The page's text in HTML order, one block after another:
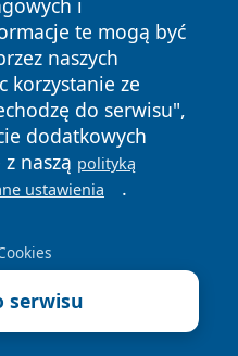
i
te mogą być
naszych
korzystanie ze
do serwisu",
dodatkowych
naszą polityką
ustawienia .
serwisu
Wszystkie prawa
Polityka
Cookies